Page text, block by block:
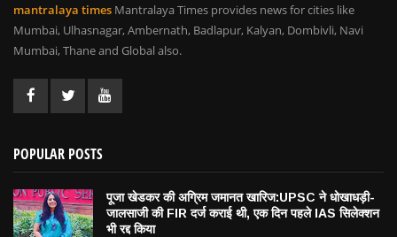
mantralaya times Mantralaya Times provides news for cities like
Mumbai, Ulhasnagar, Ambernath, Badlapur, Kalyan, Dombivli, Navi
Mumbai, Thane and Global also.
POPULAR POSTS
पूजा खेडकर की अग्रिम जमानत खारिज:UPSC ने धोखाधड़ी-
जालसाजी की FIR दर्ज कराई थी, एक दिन पहले IAS सिलेक्शन
भी रद्द किया